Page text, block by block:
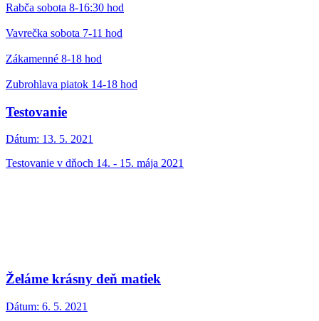
Rabča sobota 8-16:30 hod
Vavrečka sobota 7-11 hod
Zákamenné 8-18 hod
Zubrohlava piatok 14-18 hod
Testovanie
Dátum: 13. 5. 2021
Testovanie v dňoch 14. - 15. mája 2021
Želáme krásny deň matiek
Dátum: 6. 5. 2021